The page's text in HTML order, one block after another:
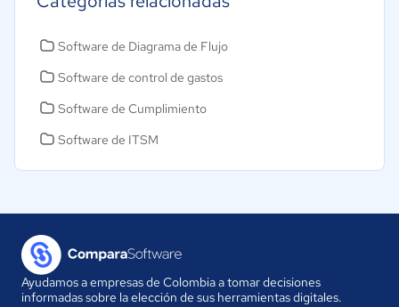
Software de Diagrama de Flujo
Software de control de gastos
Software de Cumplimiento
Software de ITSM
Ayudamos a empresas de Colombia a tomar decisiones
informadas sobre la elección de sus herramientas digitales.